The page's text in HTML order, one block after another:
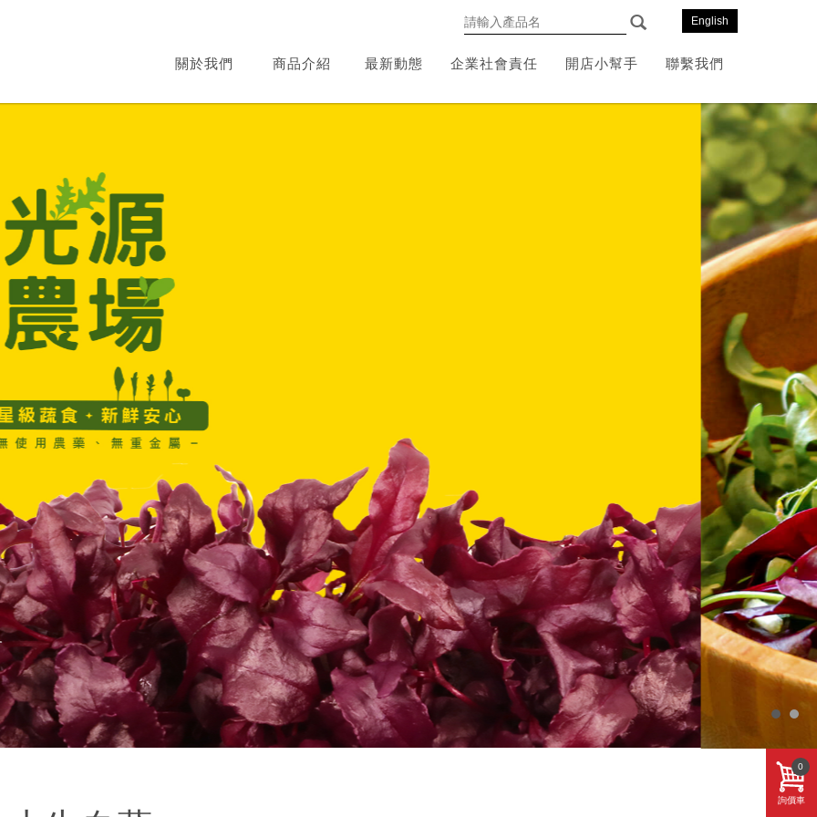
關於我們 商品介紹 最新動態 企業社會責任 開店小幫手 聯繫我們
English
詢價車
0